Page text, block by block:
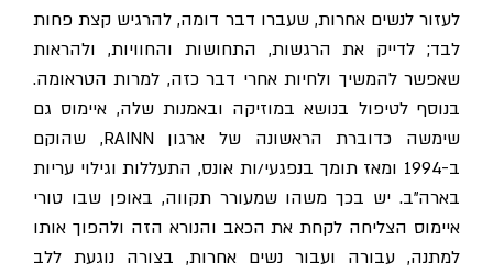
לעזור לנשים אחרות, שעברו דבר דומה, להרגיש קצת פחות
לבד; לדייק את הרגשות, התחושות והחוויות, ולהראות
שאפשר להמשיך ולחיות אחרי דבר כזה, למרות הטראומה.
בנוסף לטיפול בנושא במוזיקה ובאמנות שלה, איימוס גם
שימשה כדוברת הראשונה של ארגון RAINN, שהוקם
ב-1994 ומאז תומך בנפגעי/ות אונס, התעללות וגילוי עריות
בארה"ב. יש בכך משהו שמעורר תקווה, באופן שבו טורי
איימוס הצליחה לקחת את הכאב והנורא הזה ולהפוך אותו
למתנה, עבורה ועבור נשים אחרות, בצורה נוגעת ללב